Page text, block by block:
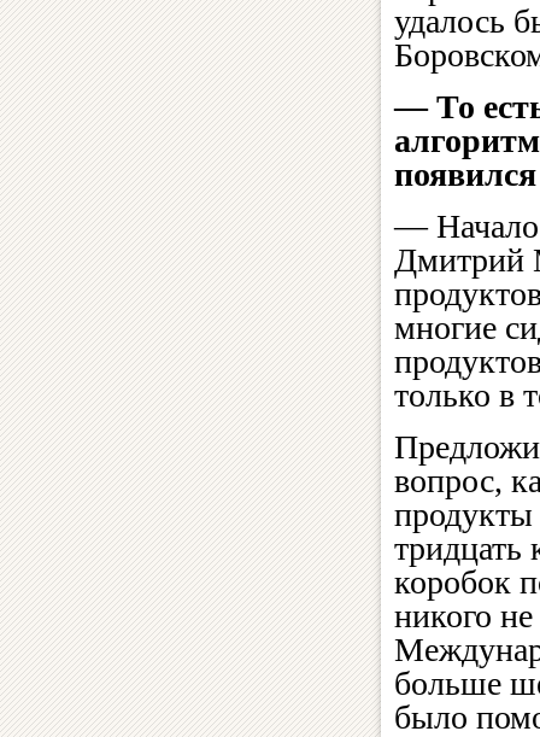
удалось
— То
—
Дмитрий
многие
только в
вопрос,
тридцать
коробок
никого
больше
было